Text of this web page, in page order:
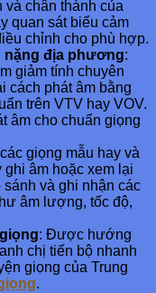
chân thành của
quan sát biểu cảm
chỉnh cho phù hợp.
nặng địa phương:
giảm tính chuyên
cách phát âm bằng
trên VTV hay VOV.
âm cho chuẩn giọng
giọng mẫu hay và
ghi âm hoặc xem lại
sánh và ghi nhận các
âm lượng, tốc độ,
: Được hướng
chị tiến bộ nhanh
giọng của Trung
.